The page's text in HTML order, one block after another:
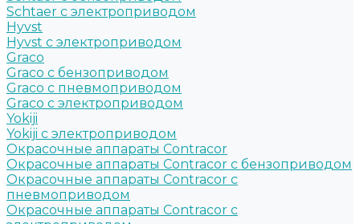
Schtaer c электроприводом
Hyvst
Hyvst с электроприводом
Graco
Graco c бензоприводом
Graco с пневмоприводом
Graco с электроприводом
Yokiji
Yokiji c электроприводом
Окрасочные аппараты Contracor
Окрасочные аппараты Contracor с бензоприводом
Окрасочные аппараты Contracor с
пневмоприводом
Окрасочные аппараты Contracor с